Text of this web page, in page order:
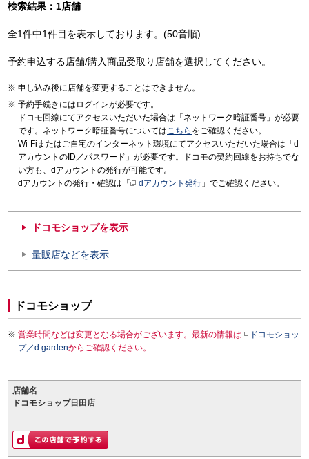
検索結果：1店舗
全1件中1件目を表示しております。(50音順)
予約申込する店舗/購入商品受取り店舗を選択してください。
申し込み後に店舗を変更することはできません。
予約手続きにはログインが必要です。
ドコモ回線にてアクセスいただいた場合は「ネットワーク暗証番号」が必要
です。ネットワーク暗証番号についてはこちら をご確認ください。
Wi-Fiまたはご自宅のインターネット環境にてアクセスいただいた場合は「d
アカウントのID／パスワード」が必要です。ドコモの契約回線をお持ちでな
い方も、dアカウントの発行が可能です。
dアカウントの発行・確認は「
dアカウント発行 」でご確認ください。
ドコモショップを表示
量販店などを表示
ドコモショップ
営業時間などは変更となる場合がございます。最新の情報は
ドコモショッ
プ／d gardenからご確認ください。
店舗名
ドコモショップ日田店